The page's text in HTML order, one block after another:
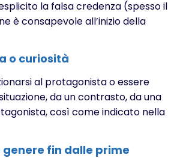
la falsa credenza (spesso il
è consapevole all’inizio della
o curiosità
al protagonista o essere
da un contrasto, da una
così come indicato nella
genere fin dalle prime